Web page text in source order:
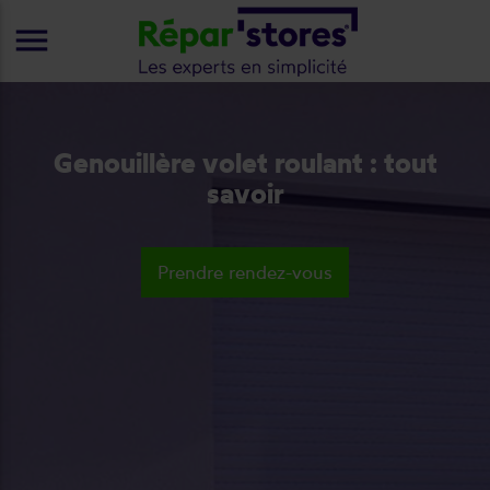
Genouillère volet roulant : tout
savoir
Prendre rendez-vous
menu